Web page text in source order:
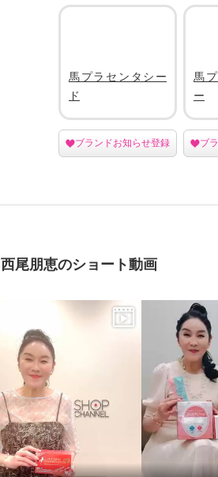
馬プラセンタシー
ド
ブランドお知らせ登録
馬
ー
ブ
西尾朋恵のショート動画